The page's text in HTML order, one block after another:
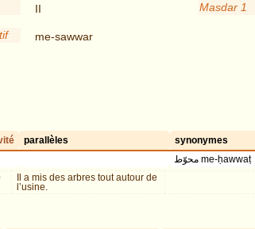
II
me-sawwar
Masdar 1
parallèles synonymes
محوّط me-ḥawwaṭ
Il a mis des arbres tout autour de
l’usine.